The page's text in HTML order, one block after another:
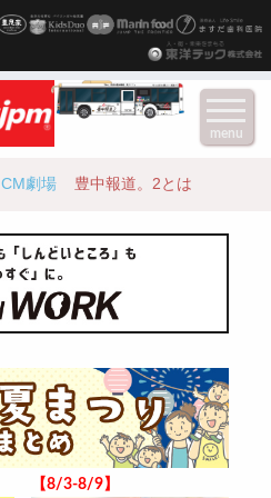
CM劇場 豊中報道。2とは
【8/3-8/9】
menu